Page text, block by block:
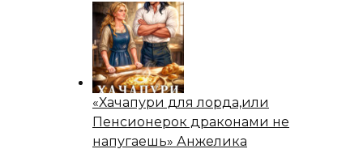
«Хачапури для лорда,или
Пенсионерок драконами не
напугаешь» Анжелика